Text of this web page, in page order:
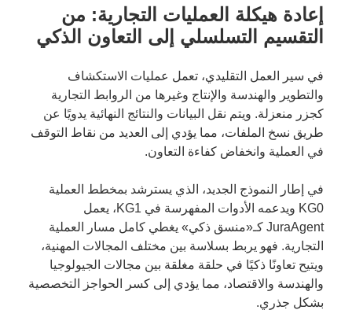
إعادة هيكلة العمليات التجارية: من
التقسيم التسلسلي إلى التعاون الذكي
في سير العمل التقليدي، تعمل عمليات الاستكشاف
والتطوير والهندسة والإنتاج وغيرها من الروابط التجارية
كجزر منعزلة. ويتم نقل البيانات والنتائج النهائية يدويًا عن
طريق نسخ الملفات، مما يؤدي إلى العديد من نقاط التوقف
في العملية وانخفاض كفاءة التعاون.
في إطار النموذج الجديد، الذي يسترشد بمخطط العملية
KG0 ويدعمه الأدوات المفهرسة في KG1، يعمل
JuraAgent كـ«منسق ذكي» يغطي كامل مسار العملية
التجارية. فهو يربط بسلاسة بين مختلف المجالات المهنية،
ويتيح تعاونًا ذكيًا في حلقة مغلقة بين مجالات الجيولوجيا
والهندسة والاقتصاد، مما يؤدي إلى كسر الحواجز التخصصية
بشكل جذري.